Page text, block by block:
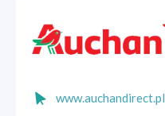
www.auchandirect.pl